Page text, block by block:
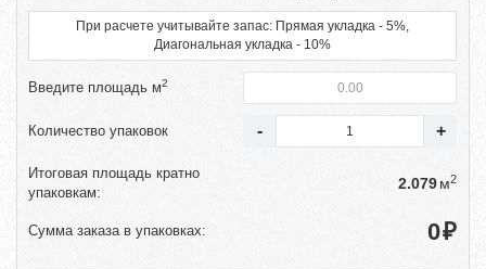
При расчете учитывайте запас: Прямая укладка - 5%,
Диагональная укладка - 10%
Введите площадь м2
Количество упаковок
Итоговая площадь кратно
упаковкам:
м2
Сумма заказа в упаковках: ₽